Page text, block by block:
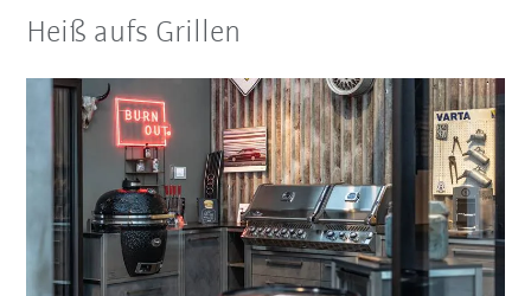
Heiß aufs Grillen